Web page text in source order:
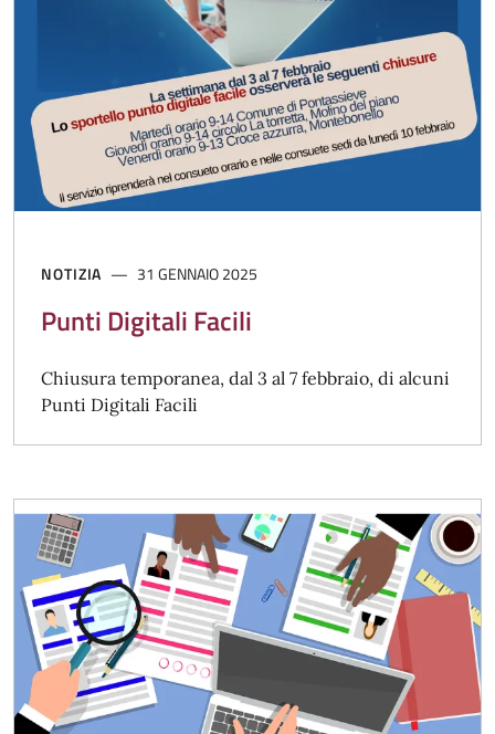
NOTIZIA 31 GENNAIO 2025
Punti Digitali Facili
Chiusura temporanea, dal 3 al 7 febbraio, di alcuni
Punti Digitali Facili